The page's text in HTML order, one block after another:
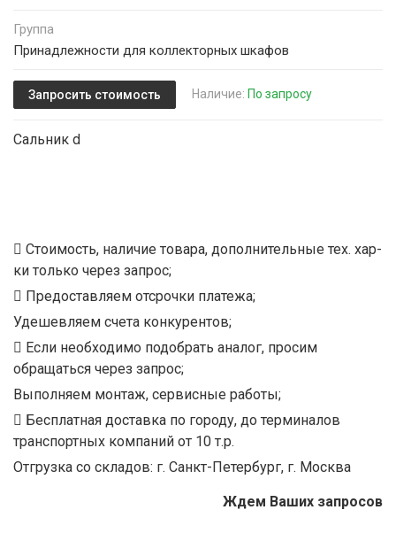
Группа
Принадлежности для коллекторных шкафов
Запросить стоимость Наличие: По запросу
Сальник d
Стоимость, наличие товара, дополнительные тех. хар-
ки только через запрос;
Предоставляем отсрочки платежа;
Удешевляем счета конкурентов;
Если необходимо подобрать аналог, просим
обращаться через запрос;
Выполняем монтаж, сервисные работы;
Бесплатная доставка по городу, до терминалов
транспортных компаний от 10 т.р.
Отгрузка со складов: г. Санкт-Петербург, г. Москва
Ждем Ваших запросов